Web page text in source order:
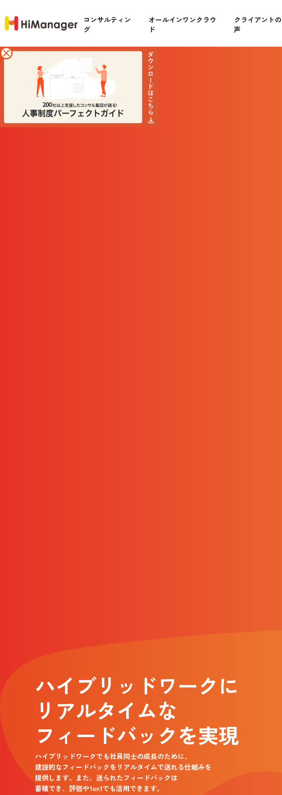
コンサルティン
グ
オールインワンクラウ
ド
クライアントの
声
ハイブリッドワークに
リアルタイムな
フィードバックを実現
ハイブリッドワークでも社員同士の成長のために、
建設的なフィードバックをリアルタイムで送れる仕組みを
提供します。また、送られたフィードバックは
蓄積でき、評価や1on1でも活用できます。